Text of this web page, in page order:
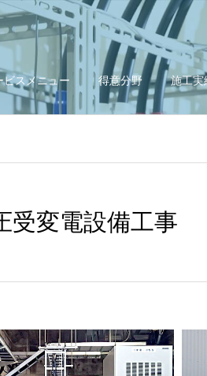
ビスメニュー 得意分野 施工実
受変電設備工事